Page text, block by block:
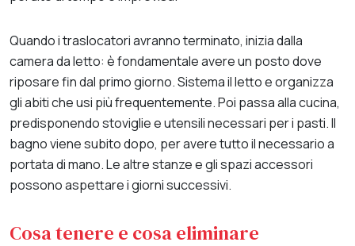
Quando i traslocatori avranno terminato, inizia dalla
camera da letto: è fondamentale avere un posto dove
riposare fin dal primo giorno. Sistema il letto e organizza
gli abiti che usi più frequentemente. Poi passa alla cucina,
predisponendo stoviglie e utensili necessari per i pasti. Il
bagno viene subito dopo, per avere tutto il necessario a
portata di mano. Le altre stanze e gli spazi accessori
possono aspettare i giorni successivi.
Cosa tenere e cosa eliminare